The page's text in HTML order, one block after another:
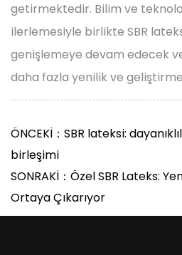
getirmektedir. Bilim ve
ilerlemesiyle birlikte SBR
genişlemeye devam edecek
daha fazla yenilik ve
ÖNCEKİ：SBR lateksi:
birleşimi
SONRAKİ：Özel SBR Lateks:
Ortaya Çıkarıyor